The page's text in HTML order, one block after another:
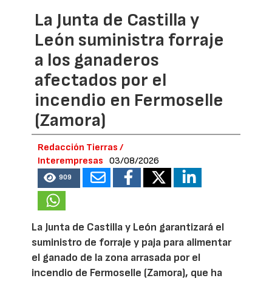
La Junta de Castilla y
León suministra forraje
a los ganaderos
afectados por el
incendio en Fermoselle
(Zamora)
Redacción Tierras /
Interempresas
03/08/2026
909
La Junta de Castilla y León garantizará el
suministro de forraje y paja para alimentar
el ganado de la zona arrasada por el
incendio de Fermoselle (Zamora), que ha